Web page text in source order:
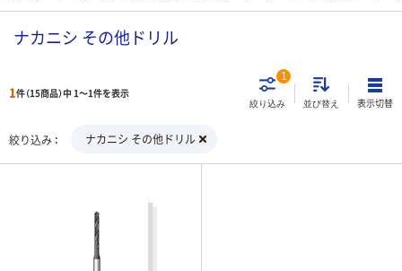
ナカニシ その他ドリル
1件（15商品）中 1～1件を表示
絞り込み
1
並び替え 表示切替
絞り込み ナカニシ その他ドリル